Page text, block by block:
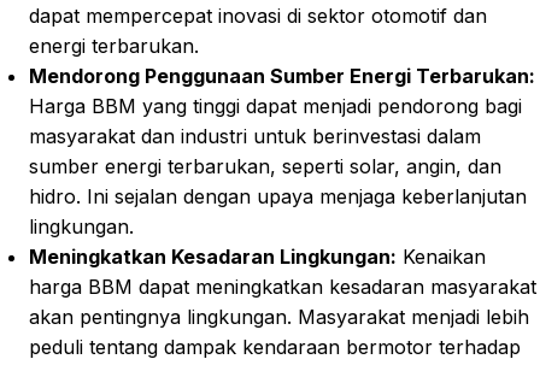
dapat mempercepat inovasi di sektor otomotif dan
energi terbarukan.
Mendorong Penggunaan Sumber Energi Terbarukan:
Harga BBM yang tinggi dapat menjadi pendorong bagi
masyarakat dan industri untuk berinvestasi dalam
sumber energi terbarukan, seperti solar, angin, dan
hidro. Ini sejalan dengan upaya menjaga keberlanjutan
lingkungan.
Meningkatkan Kesadaran Lingkungan: Kenaikan
harga BBM dapat meningkatkan kesadaran masyarakat
akan pentingnya lingkungan. Masyarakat menjadi lebih
peduli tentang dampak kendaraan bermotor terhadap